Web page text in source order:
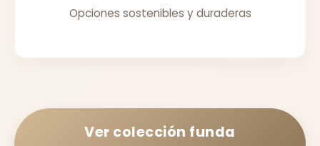
Opciones sostenibles y duraderas
Ver colección funda